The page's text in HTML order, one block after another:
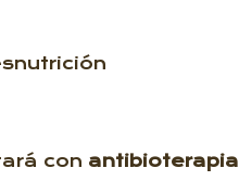
con antibioterapia